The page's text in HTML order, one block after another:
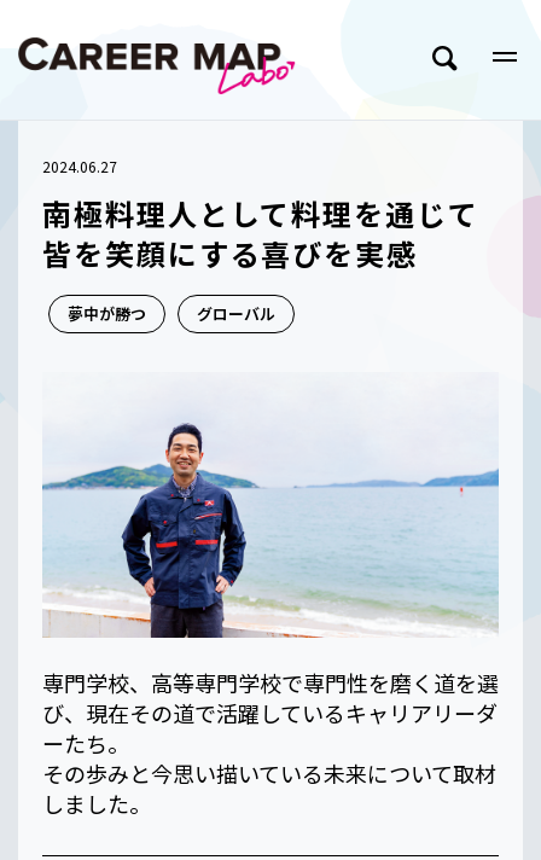
2024.06.27
南極料理人として料理を通じて
皆を笑顔にする喜びを実感
夢中が勝つ グローバル
専門学校、高等専門学校で専門性を磨く道を選
び、現在その道で活躍しているキャリアリーダ
ーたち。
その歩みと今思い描いている未来について取材
しました。